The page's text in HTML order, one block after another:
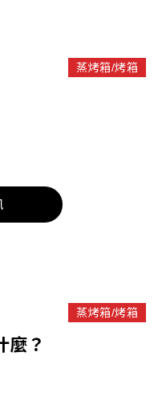
蒸烤箱/烤箱
蒸烤箱/烤箱
麼？